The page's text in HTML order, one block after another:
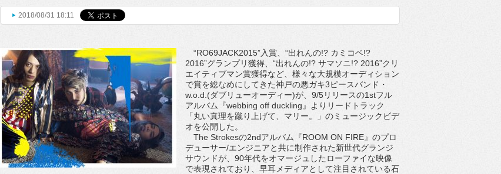
2018/08/31 18:11
“RO69JACK2015”入賞、“出れんの!? カミコベ!?
2016”グランプリ獲得、“出れんの!? サマソニ!? 2016”クリ
エイティブマン賞獲得など、様々な大規模オーディション
で賞を総なめにしてきた神戸の悪ガキ3ピースバンド・
w.o.d.(ダブリューオーディー)が、9/5リリースの1stフル
アルバム『webbing off duckling』よりリードトラック
「丸い真理を蹴り上げて、マリー。」のミュージックビデ
オを公開した。
The Strokesの2ndアルバム『ROOM ON FIRE』のプロ
デューサー/エンジニアと共に制作された新世代グランジ
サウンドが、90年代をオマージュしたローファイな映像
で表現されており、早耳メディアとして注目されている石